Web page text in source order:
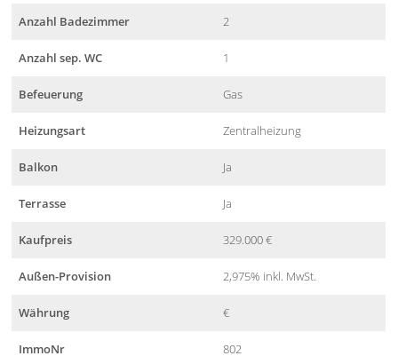
Anzahl Badezimmer 2
Anzahl sep. WC 1
Befeuerung Gas
Heizungsart Zentralheizung
Balkon Ja
Terrasse Ja
Kaufpreis 329.000 €
Außen-Provision 2,975% inkl. MwSt.
Währung €
ImmoNr 802